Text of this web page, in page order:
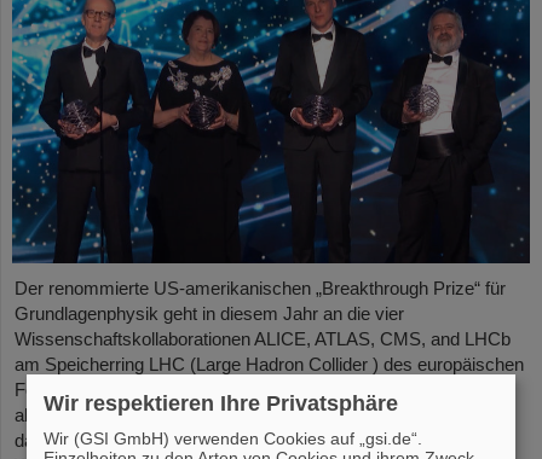
Der renommierte US-amerikanischen „Breakthrough Prize“ für
Grundlagenphysik geht in diesem Jahr an die vier
Wissenschaftskollaborationen ALICE, ATLAS, CMS, and LHCb
am Speicherring LHC (Large Hadron Collider ) des europäischen
Forschungszentrums CERN . Auch mehr als 40 frühere und
aktuelle ALICE-Forschende von GSI/FAIR sind maßgeblich
daran beteiligt und wurden nun gemeinsam mit ihren
Wir respektieren Ihre Privatsphäre
Wir (GSI GmbH) verwenden Cookies auf „gsi.de“.